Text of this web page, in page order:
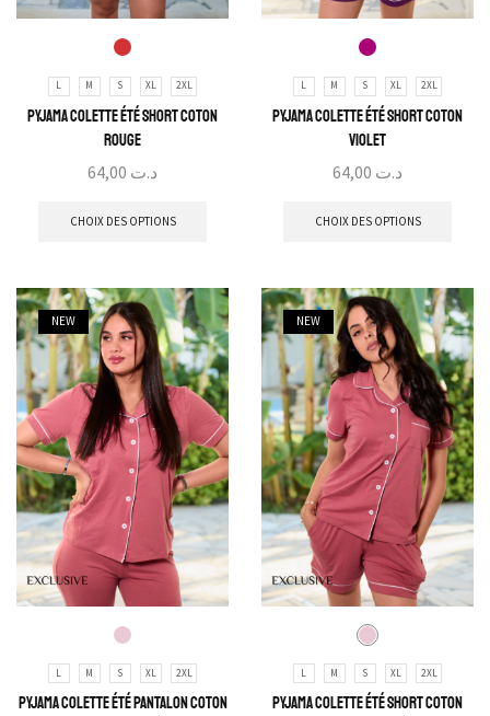
L M S XL 2XL
Pyjama Colette Été Short Coton
Rouge
د.ت
CHOIX DES OPTIONS
L M S XL 2XL
Pyjama Colette Été Short Coton
Violet
د.ت
CHOIX DES OPTIONS
NEW
L M S XL 2XL
Pyjama Colette Été Pantalon Coton
NEW
L M S XL 2XL
Pyjama Colette Été Short Coton